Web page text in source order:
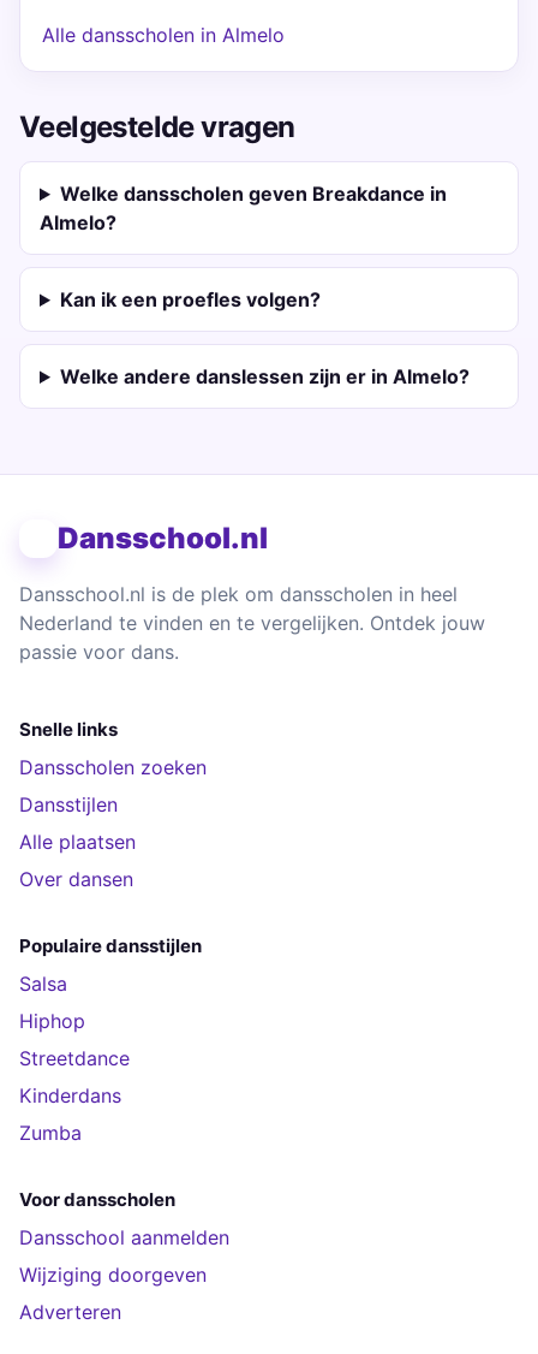
Alle dansscholen in Almelo
Veelgestelde vragen
Welke dansscholen geven Breakdance in
Almelo?
Kan ik een proefles volgen?
Welke andere danslessen zijn er in Almelo?
Dansschool.nl
Dansschool.nl is de plek om dansscholen in heel
Nederland te vinden en te vergelijken. Ontdek jouw
passie voor dans.
Snelle links
Dansscholen zoeken
Dansstijlen
Alle plaatsen
Over dansen
Populaire dansstijlen
Salsa
Hiphop
Streetdance
Kinderdans
Zumba
Voor dansscholen
Dansschool aanmelden
Wijziging doorgeven
Adverteren